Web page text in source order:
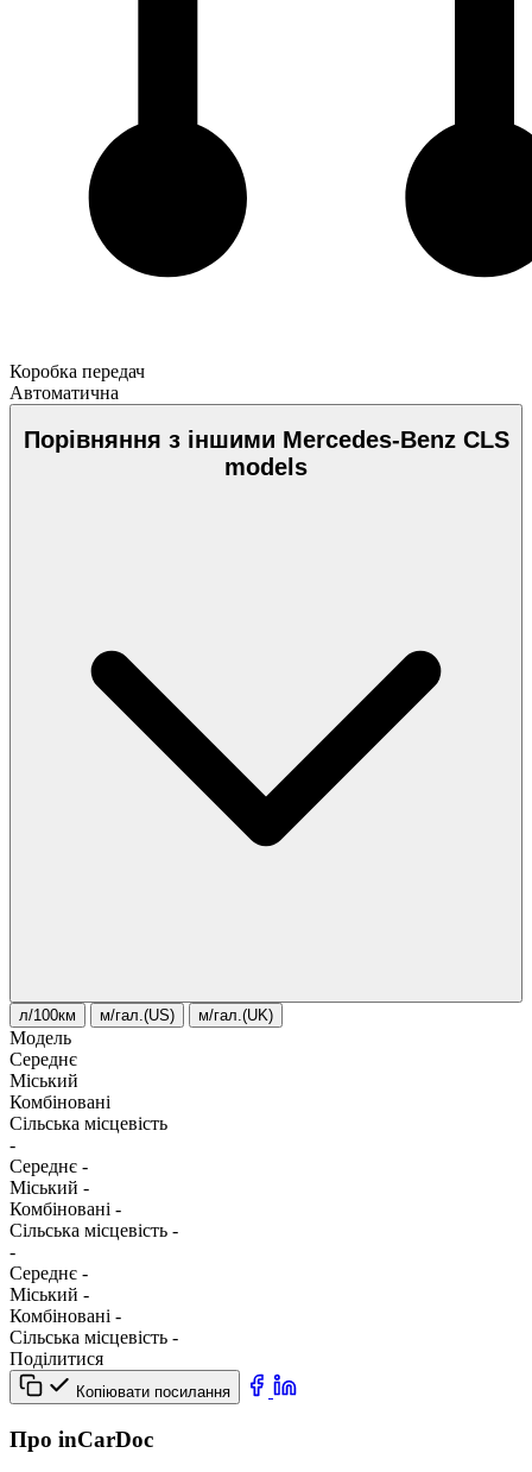
Коробка передач
Автоматична
Порівняння з іншими Mercedes-Benz CLS
models
л/100км м/гал.(US) м/гал.(UK)
Модель
Середнє
Міський
Комбіновані
Сільська місцевість
-
Середнє -
Міський -
Комбіновані -
Сільська місцевість -
-
Середнє -
Міський -
Комбіновані -
Сільська місцевість -
Поділитися
Копіювати посилання
Про inCarDoc